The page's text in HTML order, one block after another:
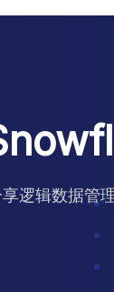
逻辑数据管